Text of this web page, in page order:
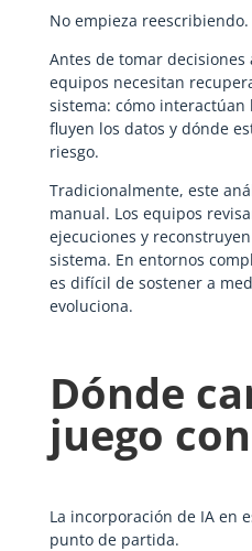
No empieza
Antes de tomar
equipos necesitan
sistema: cómo interactúan
fluyen los datos y dónde
riesgo.
Tradicionalmente, este
manual. Los equipos
ejecuciones y
sistema. En entornos
es difícil de sostener a
evoluciona.
Dónde
juego
La incorporación de IA en
punto de partida.